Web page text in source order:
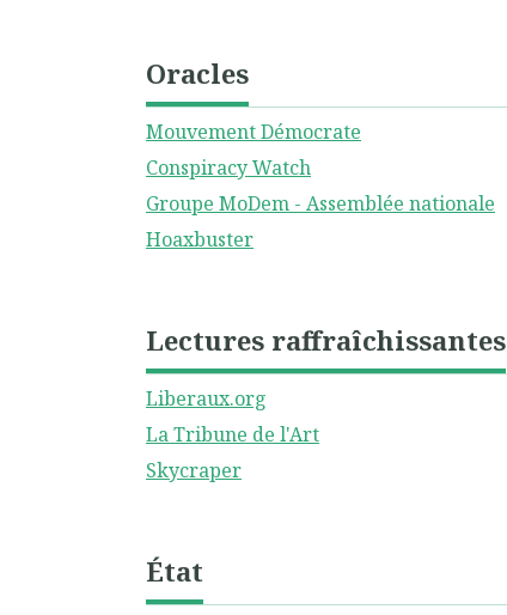
Oracles
Mouvement Démocrate
Conspiracy Watch
Groupe MoDem - Assemblée nationale
Hoaxbuster
Lectures raffraîchissantes
Liberaux.org
La Tribune de l'Art
Skycraper
État